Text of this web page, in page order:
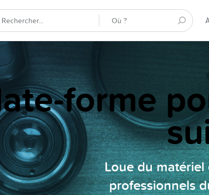
forme
Loue du
professionnels